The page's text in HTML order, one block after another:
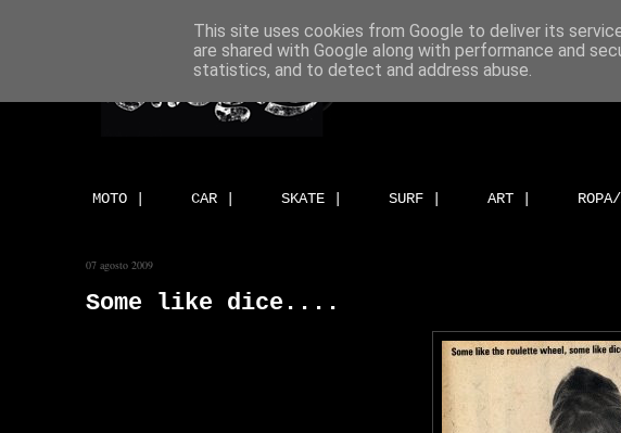
MOTO | CAR | SKATE | SURF | ART |
07 agosto 2009
Some like dice....
This site uses cookies from Google to deliver its
are shared with Google along with performance and
statistics, and to detect and address abuse.